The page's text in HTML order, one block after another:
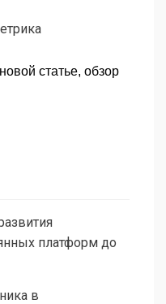
статье, обзор
платформ до
в